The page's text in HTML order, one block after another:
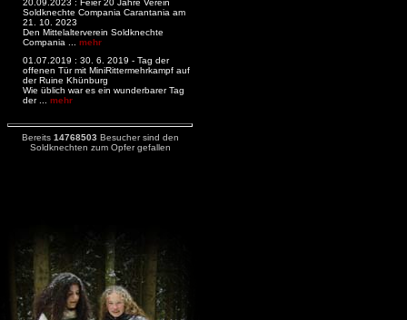
Soldknechte Compania Carantania am
21. 10. 2023
Den Mittelalterverein Soldknechte
Compania ... mehr
01.07.2019 : 30. 6. 2019 - Tag der
offenen Tür mit MiniRittermehrkampf auf
der Ruine Khünburg
Wie üblich war es ein wunderbarer Tag
der ... mehr
Bereits 14768503 Besucher sind den
Soldknechten zum Opfer gefallen